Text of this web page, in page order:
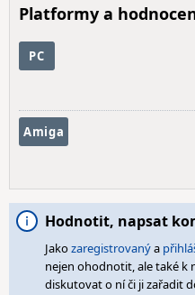
Platformy a
PC
Amiga
Hodnotit, napsat
Jakozaregistrovanýa
nejen ohodnotit, ale také k
diskutovat o ní či ji zařadit